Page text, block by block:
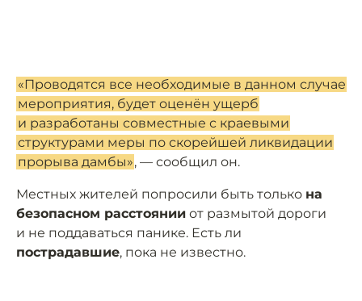
«Проводятся все необходимые в данном случае
мероприятия, будет оценён ущерб
и разработаны совместные с краевыми
структурами меры по скорейшей ликвидации
прорыва дамбы», — сообщил он.
Местных жителей попросили быть только на
безопасном расстоянии от размытой дороги
и не поддаваться панике. Есть ли
пострадавшие, пока не известно.